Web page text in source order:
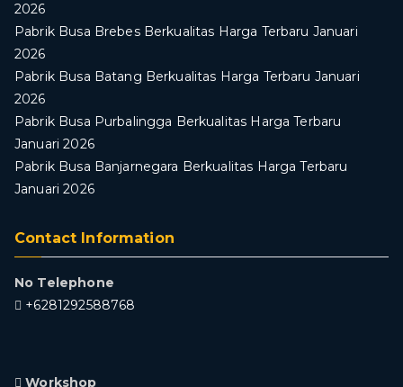
2026
Pabrik Busa Brebes Berkualitas Harga Terbaru Januari
2026
Pabrik Busa Batang Berkualitas Harga Terbaru Januari
2026
Pabrik Busa Purbalingga Berkualitas Harga Terbaru
Januari 2026
Pabrik Busa Banjarnegara Berkualitas Harga Terbaru
Januari 2026
Contact Information
No Telephone
+6281292588768
Workshop